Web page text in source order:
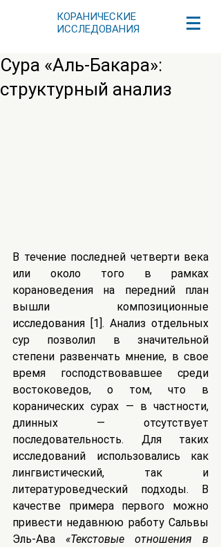
КОРАНИЧЕСКИЕ
ИССЛЕДОВАНИЯ
Сура «Аль-Бакара»:
структурный анализ
В течение последней четверти века
или около того в рамках
корановедения на передний план
вышли композиционные
исследования [1]. Анализ отдельных
сур позволил в значительной
степени развенчать мнение, в свое
время господствовавшее среди
востоковедов, о том, что в
коранических сурах — в частности,
длинных — отсутствует
последовательность. Для таких
исследований использовались как
лингвистический, так и
литературоведческий подходы. В
качестве примера первого можно
привести недавнюю работу Сальвы
Эль-Ава «Текстовые отношения в